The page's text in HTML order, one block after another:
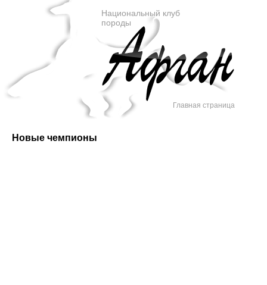
Национальный клуб
породы
Главная страница
Новые чемпионы